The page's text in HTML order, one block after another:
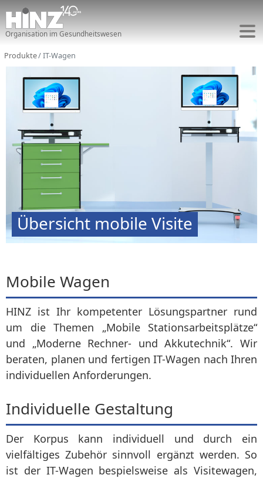
Organisation im Gesundheitswesen
Produkte IT-Wagen
Übersicht mobile Visite
Mobile Wagen
HINZ ist Ihr kompetenter Lösungspartner rund
um die Themen „Mobile Stationsarbeitsplätze“
und „Moderne Rechner- und Akkutechnik“. Wir
beraten, planen und fertigen IT-Wagen nach Ihren
individuellen Anforderungen.
Individuelle Gestaltung
Der Korpus kann individuell und durch ein
vielfältiges Zubehör sinnvoll ergänzt werden. So
ist der IT-Wagen bespielsweise als Visitewagen,